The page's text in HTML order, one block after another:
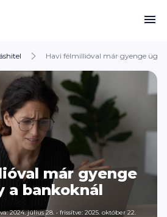
Havi félmillióval már gyenge
már gyenge
a bankoknál
2024. július 28. • frissítve: 2025. október 22.